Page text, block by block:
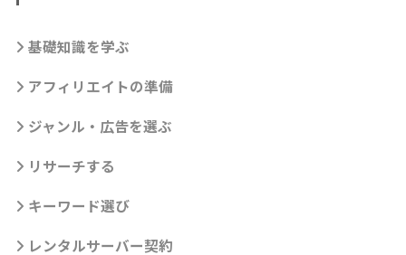
基礎知識を学ぶ
アフィリエイトの準備
ジャンル・広告を選ぶ
リサーチする
キーワード選び
レンタルサーバー契約